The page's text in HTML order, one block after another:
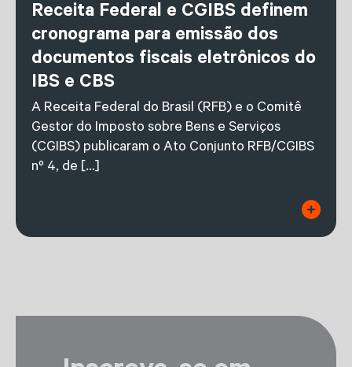
Receita Federal e CGIBS definem
cronograma para emissão dos
documentos fiscais eletrônicos do
IBS e CBS
A Receita Federal do Brasil (RFB) e o Comitê
Gestor do Imposto sobre Bens e Serviços
(CGIBS) publicaram o Ato Conjunto RFB/CGIBS
nº 4, de […]